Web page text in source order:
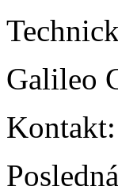
Galileo
Kontakt: